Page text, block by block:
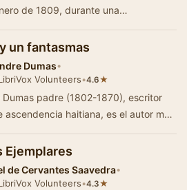
de 1809, durante una
un fantasmas
Dumas•
Volunteers•4.6★
Dumas padre (1802-1870), escritor
ascendencia haitiana, es el autor más
Ejemplares
de Cervantes Saavedra•
Volunteers•4.3★